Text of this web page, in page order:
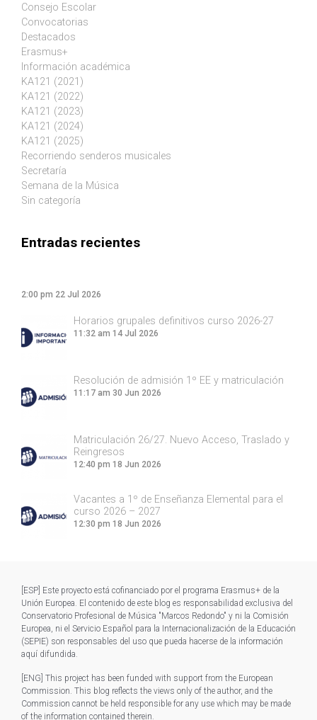
Consejo Escolar
Convocatorias
Destacados
Erasmus+
Información académica
KA121 (2021)
KA121 (2022)
KA121 (2023)
KA121 (2024)
KA121 (2025)
Recorriendo senderos musicales
Secretaría
Semana de la Música
Sin categoría
Entradas recientes
2:00 pm 22 Jul 2026
Horarios grupales definitivos curso 2026-27
11:32 am 14 Jul 2026
Resolución de admisión 1º EE y matriculación
11:17 am 30 Jun 2026
Matriculación 26/27. Nuevo Acceso, Traslado y
Reingresos
12:40 pm 18 Jun 2026
Vacantes a 1º de Enseñanza Elemental para el
curso 2026 – 2027
12:30 pm 18 Jun 2026
[ESP] Este proyecto está cofinanciado por el programa Erasmus+ de la
Unión Europea. El contenido de este blog es responsabilidad exclusiva del
Conservatorio Profesional de Música "Marcos Redondo" y ni la Comisión
Europea, ni el Servicio Español para la Internacionalización de la Educación
(SEPIE) son responsables del uso que pueda hacerse de la información
aquí difundida.
[ENG] This project has been funded with support from the European
Commission. This blog reflects the views only of the author, and the
Commission cannot be held responsible for any use which may be made
of the information contained therein.